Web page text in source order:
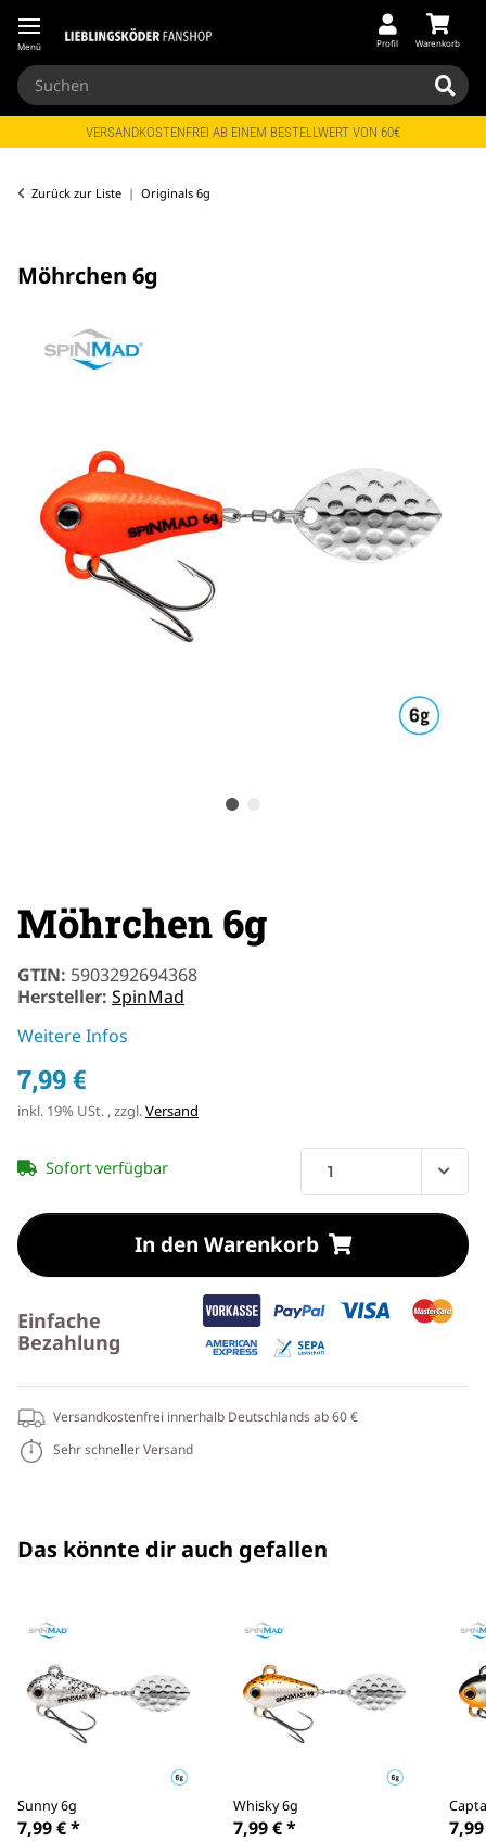
Menü Profil Warenkorb
VERSANDKOSTENFREI AB EINEM BESTELLWERT VON 60€
Zurück zur Liste Originals 6g
Möhrchen 6g
Möhrchen 6g
GTIN: 5903292694368
Hersteller: SpinMad
Weitere Infos
7,99 €
inkl. 19% USt. , zzgl.Versand
Sofort verfügbar
In den Warenkorb
Einfache
Bezahlung
Versandkostenfrei innerhalb Deutschlands ab 60 €
Sehr schneller Versand
Das könnte dir auch gefallen
Sunny 6g
7,99 €*
Whisky 6g
7,99 €*